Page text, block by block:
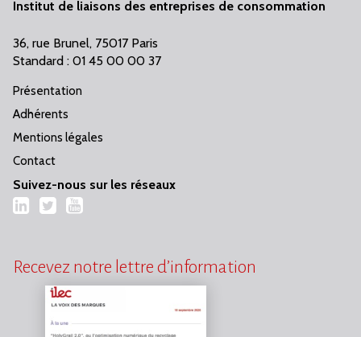
Institut de liaisons des entreprises de consommation
36, rue Brunel, 75017 Paris
Standard : 01 45 00 00 37
Présentation
Adhérents
Mentions légales
Contact
Suivez-nous sur les réseaux
LinkedIn
TwitterYouTube
Recevez notre lettre d’information